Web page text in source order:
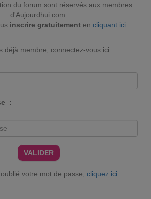
du forum sont réservés aux membres
d'Aujourdhui.com.
inscrire gratuitementen cliquant ici
déjà membre, connectez-vous ici :
:
VALIDER
votre mot de passe, cliquez ici